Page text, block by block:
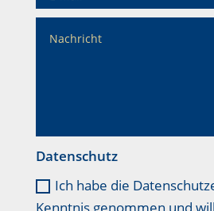
Datenschutz
Ich habe die
Kenntnis genommen und